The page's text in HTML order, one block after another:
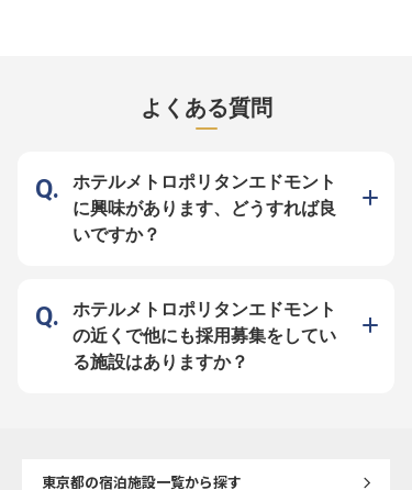
いに満ちた職場です。 ※2025年04
ます。食事手当ありで、負担も少な
く済みます。※この求人は2023年1
月5日時点の情報です
よくある質問
ホテルメトロポリタンエドモント
に興味があります、どうすれば良
いですか？
ホテルメトロポリタンエドモント
の近くで他にも採用募集をしてい
る施設はありますか？
東京都の宿泊施設一覧から探す